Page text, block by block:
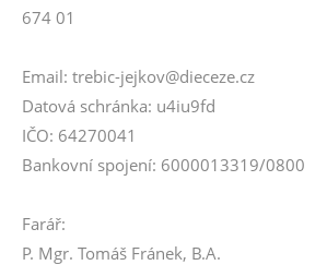
674 01
Email: trebic-jejkov@dieceze.cz
Datová schránka: u4iu9fd
IČO: 64270041
Bankovní spojení: 6000013319/0800
Farář:
P. Mgr. Tomáš Fránek, B.A.